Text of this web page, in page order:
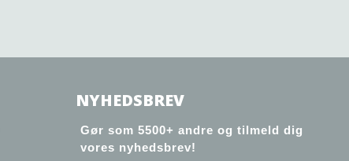
NYHEDSBREV
Gør som 5500+ andre og tilmeld dig
vores nyhedsbrev!